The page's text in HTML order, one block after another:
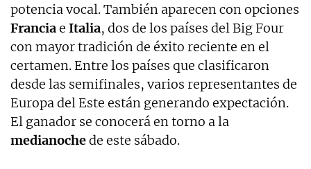
potencia vocal. También aparecen con opciones
Franciae Italia, dos de los países del Big Four
con mayor tradición de éxito reciente en el
certamen. Entre los países que clasificaron
desde las semifinales, varios representantes de
Europa del Este están generando expectación.
El ganador se conocerá en torno a la
medianochede este sábado.